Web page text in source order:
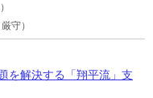
守）
を解決する「翔平流」支